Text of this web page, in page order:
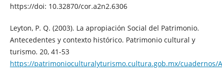
https://doi: 10.32870/cor.a2n2.6306
Leyton, P. Q. (2003). La apropiación Social del Patrimonio.
Antecedentes y contexto histórico. Patrimonio cultural y
turismo. 20, 41-53
https://patrimonioculturalyturismo.cultura.gob.mx/cuadernos/